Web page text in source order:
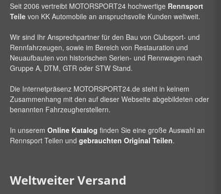
Seit 2006 vertreibt MOTORSPORT24 hochwertige Rennsport
Teile von KK Automobile an anspruchsvolle Kunden weltweit.
Wir sind Ihr Ansprechpartner für den Bau von Clubsport- und
Rennfahrzeugen, sowie im Bereich von Restauration und
Neuaufbauten von historischen Serien- und Rennwagen nach
Gruppe A, DTM, GTR oder STW Stand.
Die Internetpräsenz MOTORSPORT24.de steht in keinem
Zusammenhang mit den auf dieser Webseite abgebildeten oder
benannten Fahrzeugherstellern.
In unserem Online Katalog finden Sie eine große Auswahl an
Rennsport Teilen und gebrauchten Original Teilen.
Weltweiter Versand